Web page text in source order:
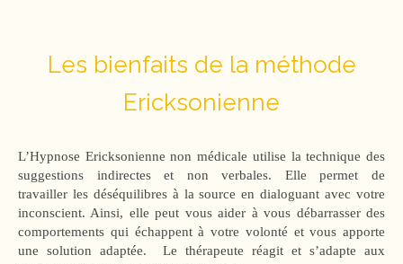
Les bienfaits de la méthode
Ericksonienne
L’Hypnose Ericksonienne non médicale utilise la technique des
suggestions indirectes et non verbales. Elle permet de
travailler les déséquilibres à la source en dialoguant avec votre
inconscient. Ainsi, elle peut vous aider à vous débarrasser des
comportements qui échappent à votre volonté et vous apporte
une solution adaptée. Le thérapeute réagit et s’adapte aux